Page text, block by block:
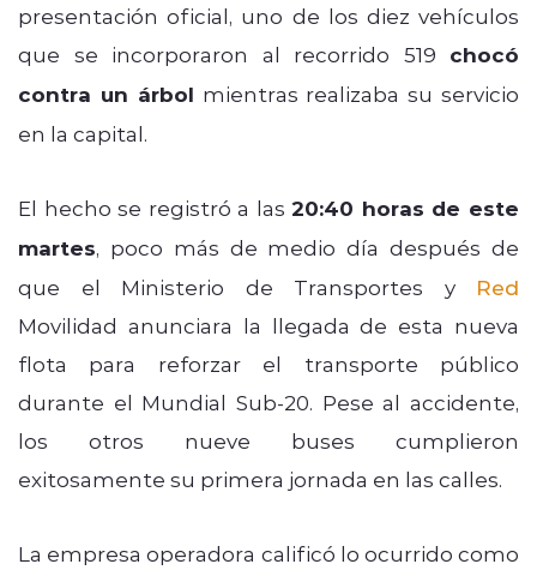
presentación oficial, uno de los diez vehículos
que se incorporaron al recorrido 519 chocó
contra un árbol mientras realizaba su servicio
en la capital.
El hecho se registró a las20:40 horas de este
martes, poco más de medio día después de
que el Ministerio de Transportes y Red
Movilidad anunciara la llegada de esta nueva
flota para reforzar el transporte público
durante el Mundial Sub-20. Pese al accidente,
los otros nueve buses cumplieron
exitosamente su primera jornada en las calles.
La empresa operadora calificó lo ocurrido como